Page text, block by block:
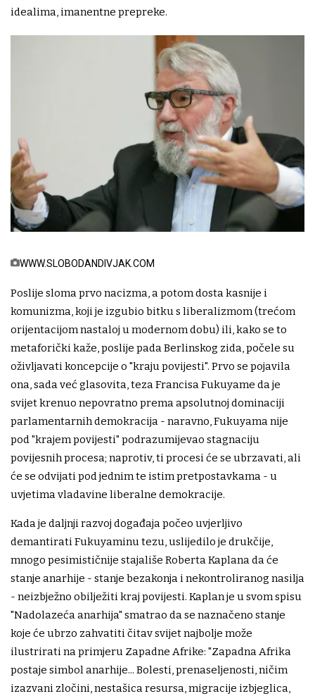
idealima, imanentne prepreke.
WWW.SLOBODANDIVJAK.COM
Poslije sloma prvo nacizma, a potom dosta kasnije i
komunizma, koji je izgubio bitku s liberalizmom (trećom
orijentacijom nastaloj u modernom dobu) ili, kako se to
metaforički kaže, poslije pada Berlinskog zida, počele su
oživljavati koncepcije o "kraju povijesti". Prvo se pojavila
ona, sada već glasovita, teza Francisa Fukuyame da je
svijet krenuo nepovratno prema apsolutnoj dominaciji
parlamentarnih demokracija - naravno, Fukuyama nije
pod "krajem povijesti" podrazumijevao stagnaciju
povijesnih procesa; naprotiv, ti procesi će se ubrzavati, ali
će se odvijati pod jednim te istim pretpostavkama - u
uvjetima vladavine liberalne demokracije.
Kada je daljnji razvoj događaja počeo uvjerljivo
demantirati Fukuyaminu tezu, uslijedilo je drukčije,
mnogo pesimističnije stajališe Roberta Kaplana da će
stanje anarhije - stanje bezakonja i nekontroliranog nasilja
- neizbježno obilježiti kraj povijesti. Kaplan je u svom spisu
"Nadolazeća anarhija" smatrao da se naznačeno stanje
koje će ubrzo zahvatiti čitav svijet najbolje može
ilustrirati na primjeru Zapadne Afrike: "Zapadna Afrika
postaje simbol anarhije... Bolesti, prenaseljenosti, ničim
izazvani zločini, nestašica resursa, migracije izbjeglica,